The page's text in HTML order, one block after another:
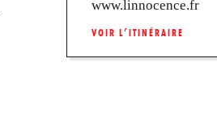
www.linnocence.fr
VOIR L’ITINÉRAIRE